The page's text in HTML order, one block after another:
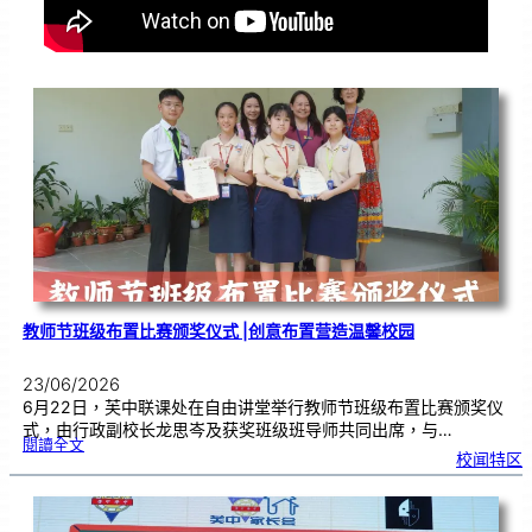
教师节班级布置比赛颁奖仪式 |创意布置营造温馨校园
23/06/2026
6月22日，芙中联课处在自由讲堂举行教师节班级布置比赛颁奖仪
式，由行政副校长龙思岑及获奖班级班导师共同出席，与…
閱讀全文:教
班
布
置
比
颁
校闻特区